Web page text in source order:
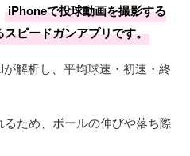
iPhoneで投球動画を撮影する
ピードガンアプリです。
解析し、平均球速・初速・終
ため、ボールの伸びや落ち際